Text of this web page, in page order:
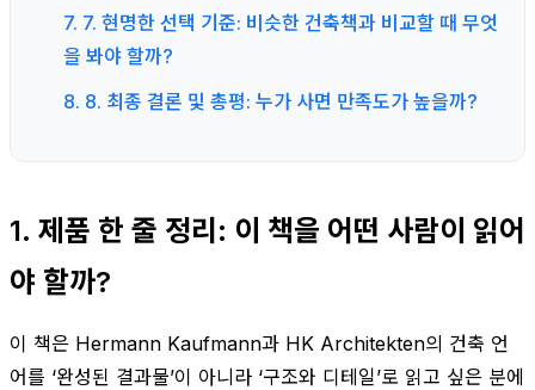
7. 7. 현명한 선택 기준: 비슷한 건축책과 비교할 때 무엇
을 봐야 할까?
8. 8. 최종 결론 및 총평: 누가 사면 만족도가 높을까?
1. 제품 한 줄 정리: 이 책을 어떤 사람이 읽어
야 할까?
이 책은 Hermann Kaufmann과 HK Architekten의 건축 언
어를 ‘완성된 결과물’이 아니라 ‘구조와 디테일’로 읽고 싶은 분에